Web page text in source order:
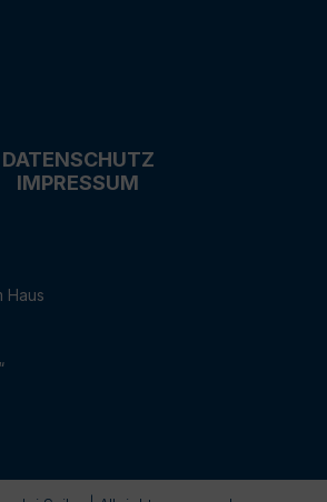
DATENSCHUTZ
IMPRESSUM
Haus